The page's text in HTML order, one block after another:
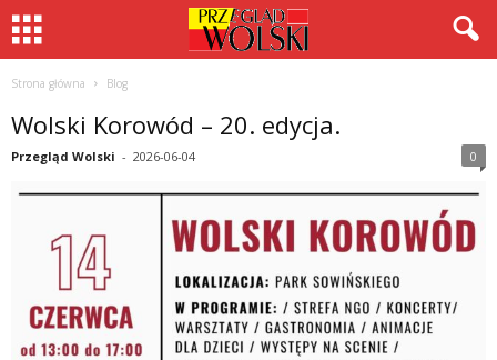
Strona główna Blog
Wolski Korowód – 20. edycja.
Przegląd Wolski - 2026-06-04 0